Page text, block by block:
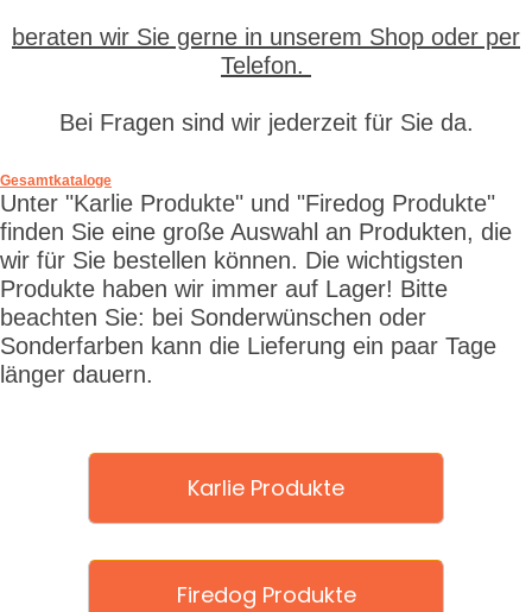
beraten wir Sie gerne in unserem Shop oder per
Telefon.
Bei Fragen sind wir jederzeit für Sie da.
Gesamtkataloge
Unter "Karlie Produkte" und "Firedog Produkte"
finden Sie eine große Auswahl an Produkten, die
wir für Sie bestellen können. Die wichtigsten
Produkte haben wir immer auf Lager! Bitte
beachten Sie: bei Sonderwünschen oder
Sonderfarben kann die Lieferung ein paar Tage
länger dauern.
Karlie Produkte
Firedog Produkte